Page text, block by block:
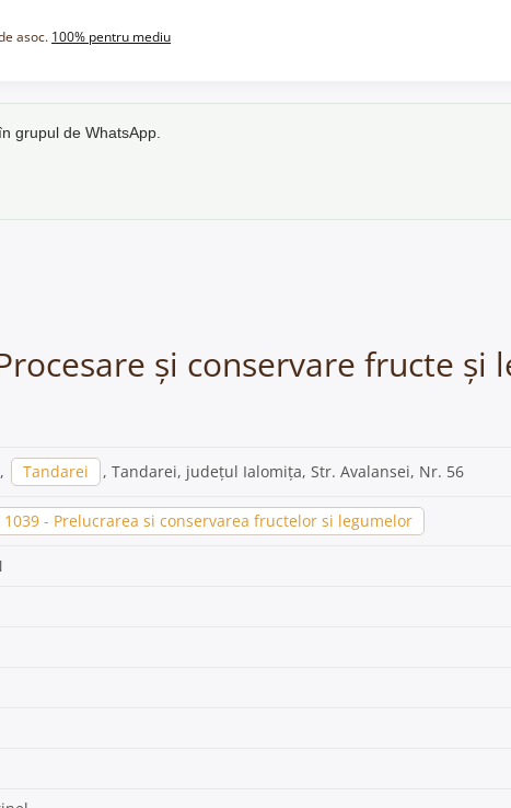
asoc. 100% pentru mediu
grupul de WhatsApp.
și conservare fructe și
, Tandarei , Tandarei, județul Ialomița, Str. Avalansei, Nr. 56
1039 - Prelucrarea si conservarea fructelor si legumelor